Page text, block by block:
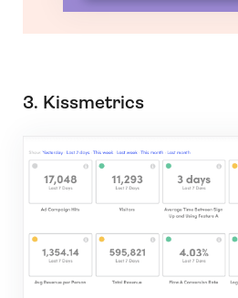
3. Kissmetrics